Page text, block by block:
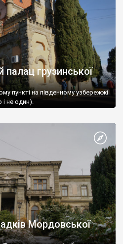
грузинської
пункті на південному узбережжі
і не один).
Мордовської